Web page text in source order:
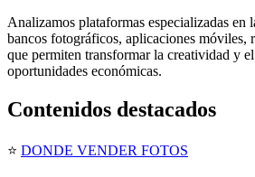
Analizamos plataformas especializadas en
bancos fotográficos, aplicaciones móviles,
que permiten transformar la creatividad y
oportunidades económicas.
Contenidos destacados
⭐ DONDE VENDER FOTOS